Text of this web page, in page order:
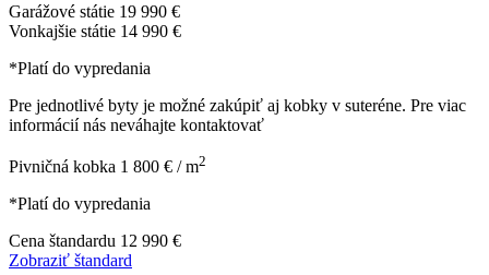
Garážové státie 19 990 €
Vonkajšie státie 14 990 €
*Platí do vypredania
Pre jednotlivé byty je možné zakúpiť aj kobky v suteréne. Pre viac
informácií nás neváhajte kontaktovať
Pivničná kobka 1 800 € / m2
*Platí do vypredania
Cena štandardu 12 990 €
Zobraziť štandard